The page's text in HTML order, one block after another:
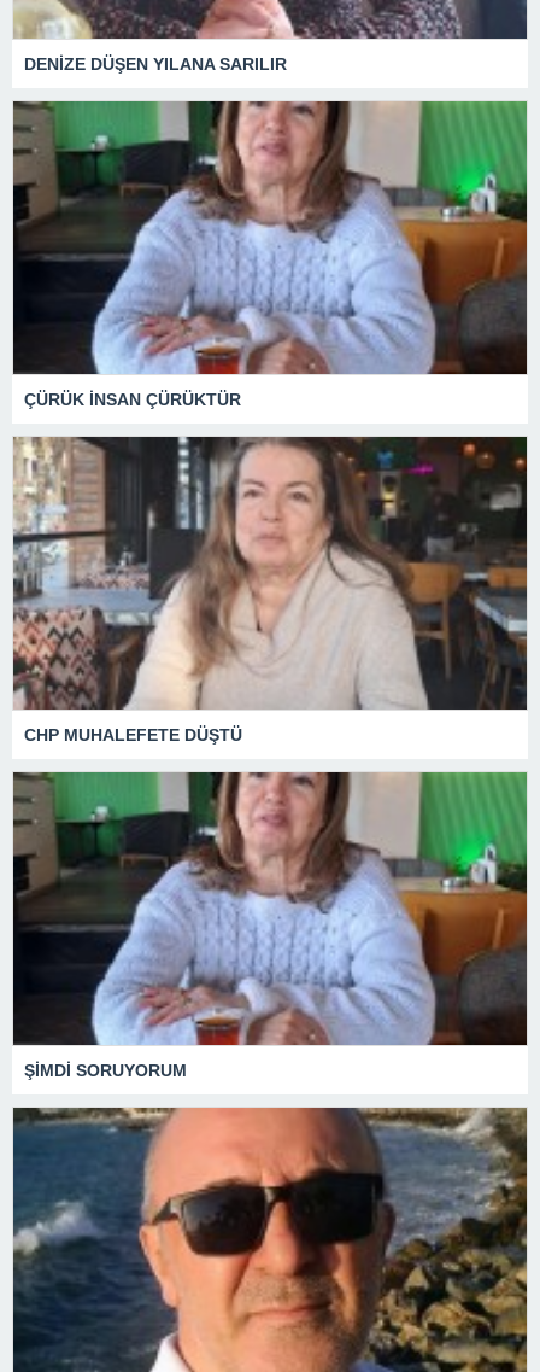
DENİZE DÜŞEN YILANA SARILIR
ÇÜRÜK İNSAN ÇÜRÜKTÜR
CHP MUHALEFETE DÜŞTÜ
ŞİMDİ SORUYORUM